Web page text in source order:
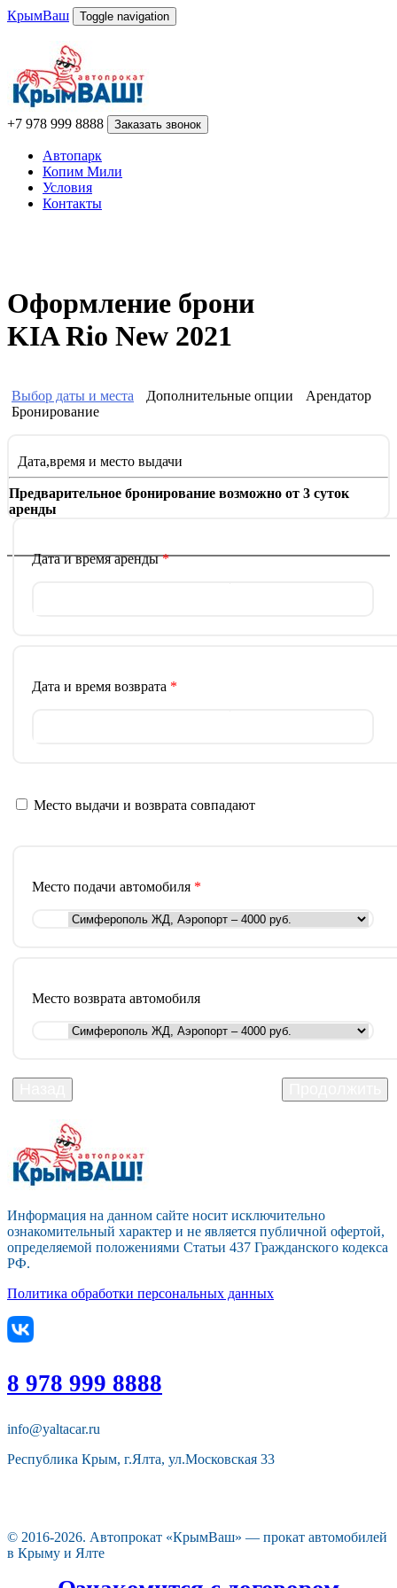
КрымВаш Toggle navigation
Автопарк
Копим Мили
Условия
Контакты
+7 978 999 8888
Заказать звонок
Автопарк
Копим Мили
Условия
Контакты
Оформление брони
KIA Rio New 2021
Выбор даты и места Дополнительные опции
Арендатор
Бронирование
Дата,время и место выдачи
Предварительное бронирование возможно от 3 суток
аренды
Дата и время аренды*
Дата и время возврата *
Место выдачи и возврата совпадают
Место подачи автомобиля *
Место возврата автомобиля
Информация на данном сайте носит исключительно
ознакомительный характер и не является публичной офертой,
определяемой положениями Статьи 437 Гражданского кодекса
РФ.
Политика обработки персональных данных
8 978 999 8888
info@yaltacar.ru
Республика Крым, г.Ялта, ул.Московская 33
© 2016-2026. Автопрокат «КрымВаш» — прокат автомобилей
в Крыму и Ялте